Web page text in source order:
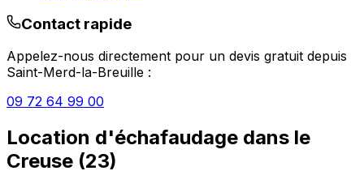
Contact rapide
Appelez-nous directement pour un devis gratuit depuis
Saint-Merd-la-Breuille :
09 72 64 99 00
Location d'échafaudage dans le
Creuse (23)